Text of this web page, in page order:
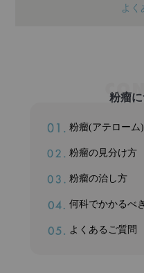
よく
粉瘤
粉瘤(アテローム
粉瘤の見分け方
粉瘤の治し方
何科でかかるべ
よくあるご質問